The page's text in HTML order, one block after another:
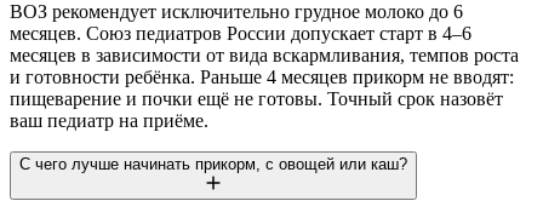
ВОЗ рекомендует исключительно грудное молоко до 6
месяцев. Союз педиатров России допускает старт в 4–6
месяцев в зависимости от вида вскармливания, темпов роста
и готовности ребёнка. Раньше 4 месяцев прикорм не вводят:
пищеварение и почки ещё не готовы. Точный срок назовёт
ваш педиатр на приёме.
С чего лучше начинать прикорм, с овощей или каш?